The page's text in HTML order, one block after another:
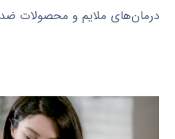
درمان‌های ملایم و محصولات